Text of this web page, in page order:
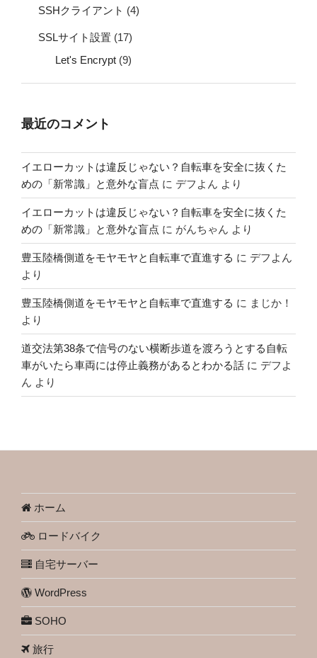
SSHクライアント (4)
SSLサイト設置 (17)
Let's Encrypt (9)
最近のコメント
イエローカットは違反じゃない？自転車を安全に抜くた
めの「新常識」と意外な盲点 に デフよん より
イエローカットは違反じゃない？自転車を安全に抜くた
めの「新常識」と意外な盲点 に がんちゃん より
豊玉陸橋側道をモヤモヤと自転車で直進する に デフよん
より
豊玉陸橋側道をモヤモヤと自転車で直進する に まじか！
より
道交法第38条で信号のない横断歩道を渡ろうとする自転
車がいたら車両には停止義務があるとわかる話 に デフよ
ん より
ホーム
ロードバイク
自宅サーバー
WordPress
SOHO
旅行